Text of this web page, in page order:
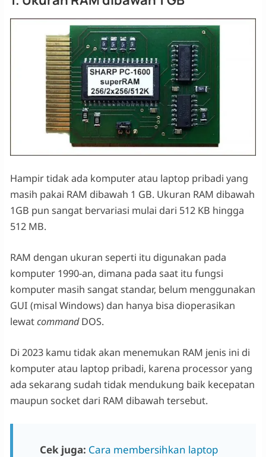
Hampir tidak ada komputer atau laptop pribadi yang
masih pakai RAM dibawah 1 GB. Ukuran RAM dibawah
1GB pun sangat bervariasi mulai dari 512 KB hingga
512 MB.
RAM dengan ukuran seperti itu digunakan pada
komputer 1990-an, dimana pada saat itu fungsi
komputer masih sangat standar, belum menggunakan
GUI (misal Windows) dan hanya bisa dioperasikan
lewatcommandDOS.
Di 2023 kamu tidak akan menemukan RAM jenis ini di
komputer atau laptop pribadi, karena processor yang
ada sekarang sudah tidak mendukung baik kecepatan
maupun socket dari RAM dibawah tersebut.
Cek juga: Cara membersihkan laptop